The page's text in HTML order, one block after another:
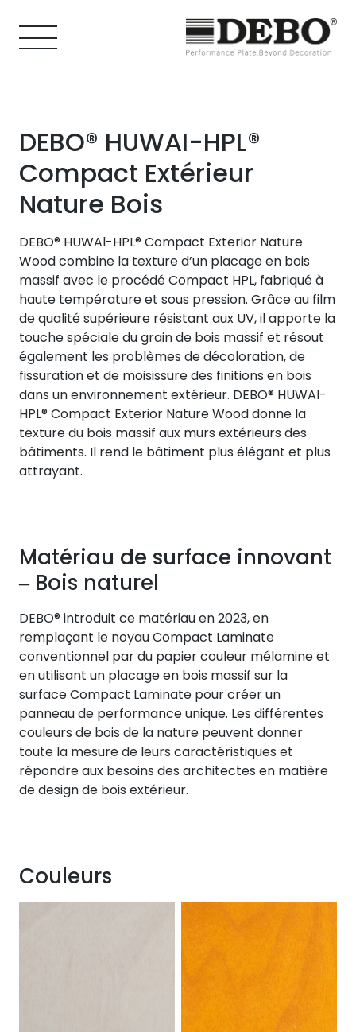
DEBO® HUWAI-HPL®
Compact Extérieur
Nature Bois
DEBO® HUWAl-HPL® Compact Exterior Nature
Wood combine la texture d’un placage en bois
massif avec le procédé Compact HPL, fabriqué à
haute température et sous pression. Grâce au film
de qualité supérieure résistant aux UV, il apporte la
touche spéciale du grain de bois massif et résout
également les problèmes de décoloration, de
fissuration et de moisissure des finitions en bois
dans un environnement extérieur. DEBO® HUWAl-
HPL® Compact Exterior Nature Wood donne la
texture du bois massif aux murs extérieurs des
bâtiments. Il rend le bâtiment plus élégant et plus
attrayant.
Matériau de surface innovant
–Bois naturel
DEBO® introduit ce matériau en 2023, en
remplaçant le noyau Compact Laminate
conventionnel par du papier couleur mélamine et
en utilisant un placage en bois massif sur la
surface Compact Laminate pour créer un
panneau de performance unique. Les différentes
couleurs de bois de la nature peuvent donner
toute la mesure de leurs caractéristiques et
répondre aux besoins des architectes en matière
de design de bois extérieur.
Couleurs